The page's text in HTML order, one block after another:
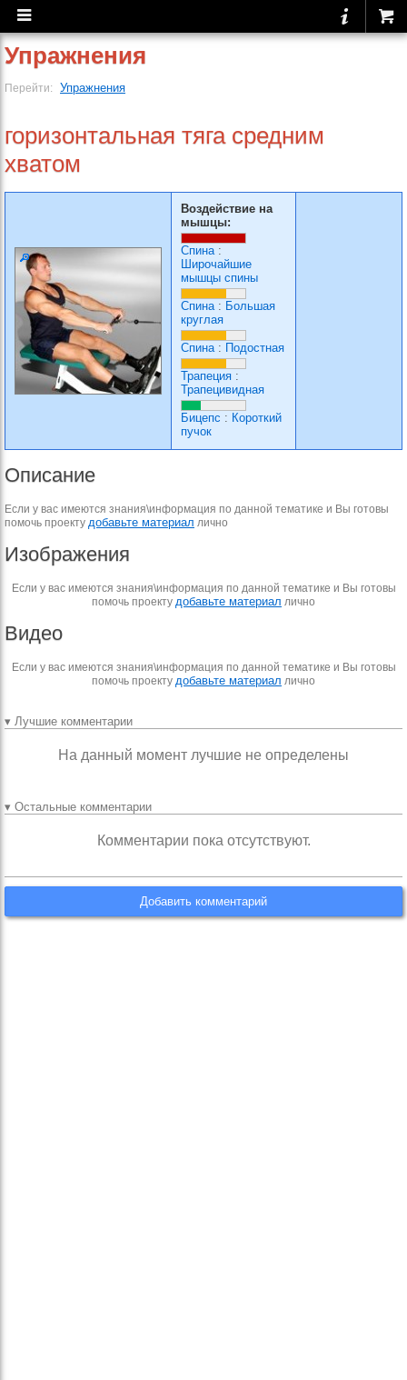
Упражнения
Перейти: Упражнения
горизонтальная тяга средним
хватом
Воздействие на
мышцы:
Спина:
Широчайшие
мышцы спины
Спина: Большая
круглая
Спина: Подостная
Трапеция :
Трапецивидная
Бицепс : Короткий
пучок
Описание
Если у вас имеются знания\информация по данной тематике и Вы готовы
помочь проекту добавьте материал лично
Изображения
Если у вас имеются знания\информация по данной тематике и Вы готовы
помочь проекту добавьте материал лично
Видео
Если у вас имеются знания\информация по данной тематике и Вы готовы
помочь проекту добавьте материал лично
▾ Лучшие комментарии
На данный момент лучшие не определены
▾ Остальные комментарии
Комментарии пока отсутствуют.
Добавить комментарий